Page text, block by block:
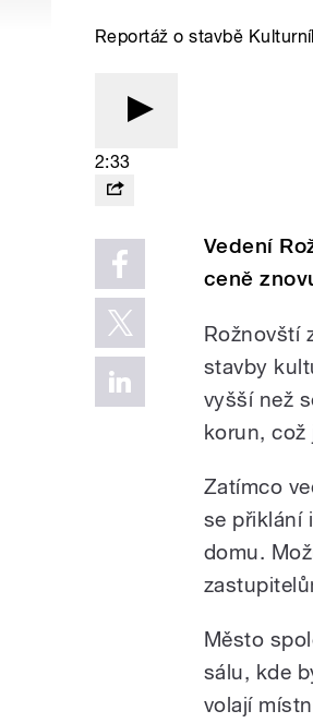
Reportáž o stavbě
2:33
Vedení
ceně
Rožnovští
stavby
vyšší než
korun, což
Zatímco
se přiklání
domu.
Město
sálu, kde
volají